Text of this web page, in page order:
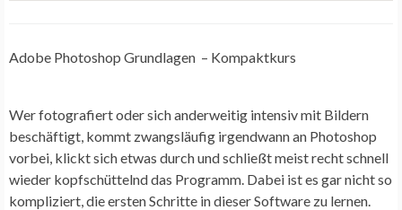
Adobe Photoshop Grundlagen – Kompaktkurs
Wer fotografiert oder sich anderweitig intensiv mit Bildern
beschäftigt, kommt zwangsläufig irgendwann an Photoshop
vorbei, klickt sich etwas durch und schließt meist recht schnell
wieder kopfschüttelnd das Programm. Dabei ist es gar nicht so
kompliziert, die ersten Schritte in dieser Software zu lernen.